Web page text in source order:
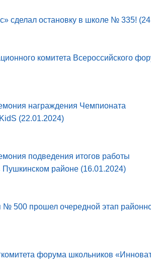
сделал остановку в школе № 335!
комитета Всероссийского
награждения Чемпионата
(22.01.2024)
подведения итогов работы
районе (16.01.2024)
500 прошел очередной этап
форума школьников